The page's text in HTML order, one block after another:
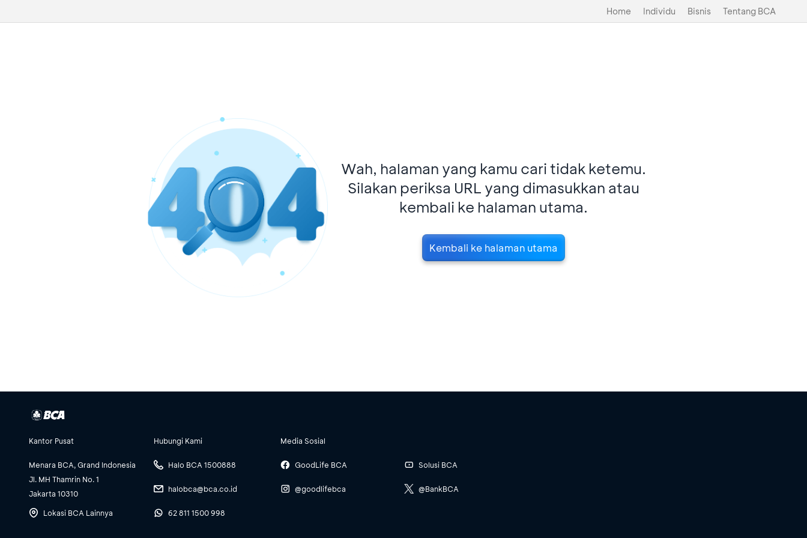
Home Individu Bisnis Tentang BCA
Wah, halaman yang kamu cari tidak ketemu.
Silakan periksa URL yang dimasukkan atau
kembali ke halaman utama.
Kembali ke halaman utama
Kantor Pusat
Menara BCA, Grand Indonesia
Jl. MH Thamrin No. 1
Jakarta 10310
Lokasi BCA Lainnya
Hubungi Kami
Halo BCA 1500888
halobca@bca.co.id
62 811 1500 998
Media Sosial
GoodLife BCA
@goodlifebca
Solusi BCA
@BankBCA